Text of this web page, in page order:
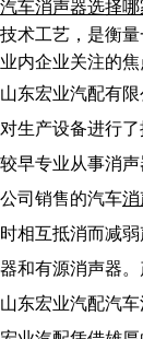
汽车消声器选择
技术工艺，是衡
业内企业关注的焦
山东宏业汽配有
对生产设备进行
较早专业从事消声
公司销售的汽车消
时相互抵消而减
器和有源消声器
山东宏业汽配汽